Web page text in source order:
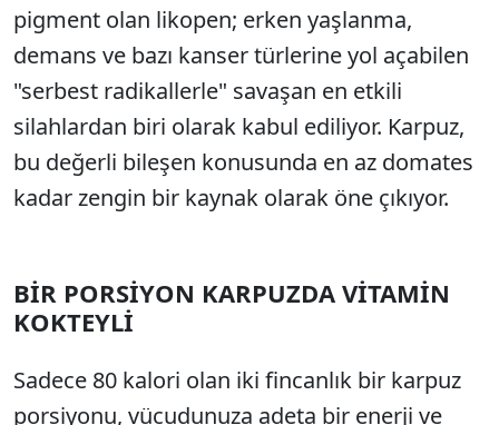
pigment olan likopen; erken yaşlanma,
demans ve bazı kanser türlerine yol açabilen
"serbest radikallerle" savaşan en etkili
silahlardan biri olarak kabul ediliyor. Karpuz,
bu değerli bileşen konusunda en az domates
kadar zengin bir kaynak olarak öne çıkıyor.
BİR PORSİYON KARPUZDA VİTAMİN
KOKTEYLİ
Sadece 80 kalori olan iki fincanlık bir karpuz
porsiyonu, vücudunuza adeta bir enerji ve